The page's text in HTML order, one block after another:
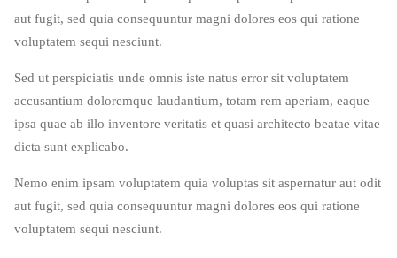
aut fugit, sed quia consequuntur magni dolores eos qui ratione
voluptatem sequi nesciunt.
Sed ut perspiciatis unde omnis iste natus error sit voluptatem
accusantium doloremque laudantium, totam rem aperiam, eaque
ipsa quae ab illo inventore veritatis et quasi architecto beatae vitae
dicta sunt explicabo.
Nemo enim ipsam voluptatem quia voluptas sit aspernatur aut odit
aut fugit, sed quia consequuntur magni dolores eos qui ratione
voluptatem sequi nesciunt.